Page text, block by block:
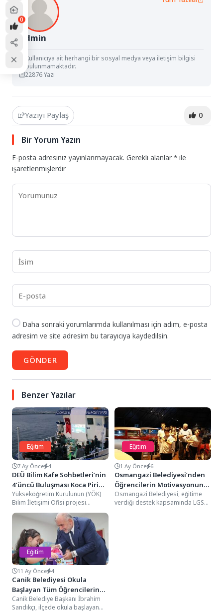
Admin
Kullanıcıya ait herhangi bir sosyal medya veya iletişim bilgisi
bulunmamaktadır.
22876 Yazı
Yazıyı Paylaş 0
Bir Yorum Yazın
E-posta adresiniz yayınlanmayacak. Gerekli alanlar* ile
işaretlenmişlerdir
Daha sonraki yorumlarımda kullanılması için adım, e-posta
adresim ve site adresim bu tarayıcıya kaydedilsin.
GÖNDER
Benzer Yazılar
Eğitim
7 Ay Önce 4
DEÜ Bilim Kafe Sohbetleri’nin
4’üncü Buluşması Koca Piri
Reis Gemisi’nde Gerçekleşti
Yükseköğretim Kurulunun (YÖK)
Bilim İletişimi Ofisi projesi
kapsamında Dokuz Eylül
Üniversitesinde düzenlenen Bilim
Kafe Sohbetleri’nin...
Eğitim
1 Ay Önce 6
Osmangazi Belediyesi’nden
Öğrencilerin Motivasyonunu
Artıran Gezi
Osmangazi Belediyesi, eğitime
verdiği destek kapsamında LGS
Eğitim
11 Ay Önce 4
Canik Belediyesi Okula
Başlayan Tüm Öğrencilerin
Çanta ve Kırtasiye Setlerini
Teslim Etti
Canik Belediye Başkanı İbrahim
Sandıkçı, ilçede okula başlayan
0